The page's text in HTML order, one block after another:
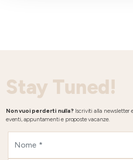
Stay Tuned!
Non vuoi perderti nulla?Iscriviti alla newsletter
eventi, appuntamenti e proposte vacanze.